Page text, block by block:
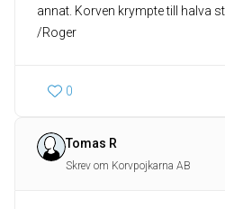
annat. Korven krympte till halva
/Roger
0
Tomas R
Skrev om Korvpojkarna AB